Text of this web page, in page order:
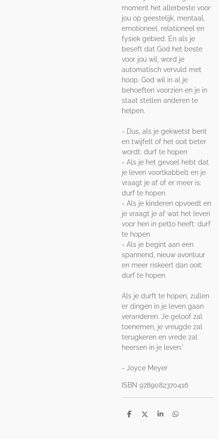
moment het allerbeste voor
jou op geestelijk, mentaal,
emotioneel, relationeel en
fysiek gebied. En als je
beseft dat God het beste
voor jou wil, word je
automatisch vervuld met
hoop. God wil in al je
behoeften voorzien en je in
staat stellen anderen te
helpen.
- Dus, als je gekwetst bent
en twijfelt of het ooit beter
wordt: durf te hopen
- Als je het gevoel hebt dat
je leven voortkabbelt en je
vraagt je af of er meer is:
durf te hopen
- Als je kinderen opvoedt en
je vraagt je af wat het leven
voor hen in petto heeft: durf
te hopen
- Als je begint aan een
spannend, nieuw avontuur
en meer riskeert dan ooit:
durf te hopen
Als je durft te hopen, zullen
er dingen in je leven gaan
veranderen. Je geloof zal
toenemen, je vreugde zal
terugkeren en vrede zal
heersen in je leven.'
- Joyce Meyer
ISBN 9789082370416
D
D
S
D